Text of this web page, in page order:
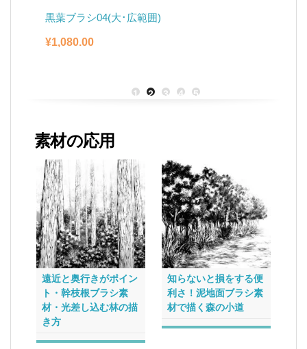
黒葉ブラシ04(大･広範囲)
¥1,080.00
1 2 3 4 5
素材の応用
遠近と奥行きがポイン
ト・幹枝根ブラシ素
材・光差し込む林の描
き方
知らないと損をする便
利さ！泥地面ブラシ素
材で描く森の小道